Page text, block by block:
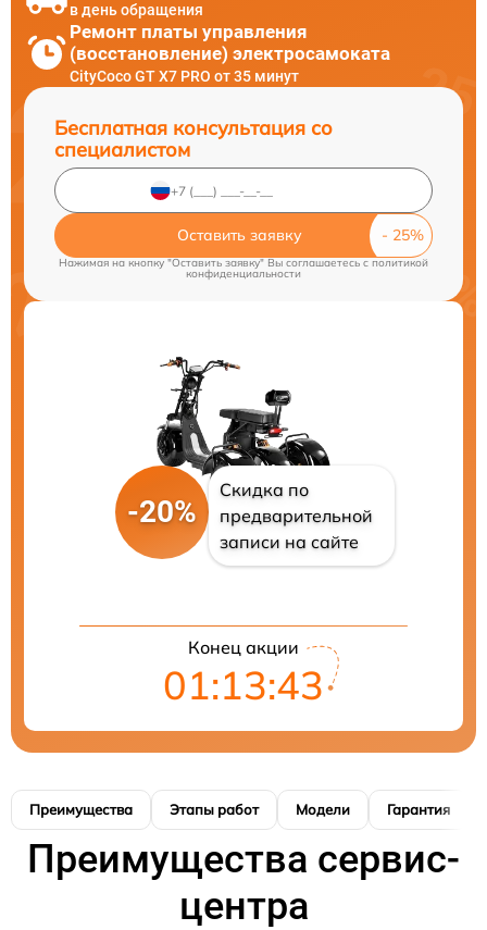
в день обращения
Ремонт платы управления
(восстановление) электросамоката
CityCoco GT X7 PRO от 35 минут
Бесплатная консультация со
специалистом
Оставить заявку
Нажимая на кнопку "Оставить заявку" Вы соглашаетесь cполитикой
конфиденциальности
-20%
Скидка по
предварительной
записи на сайте
Конец акции
01:13:42
Преимущества Этапы работ Модели Гарантия
Преимущества сервис-
центра